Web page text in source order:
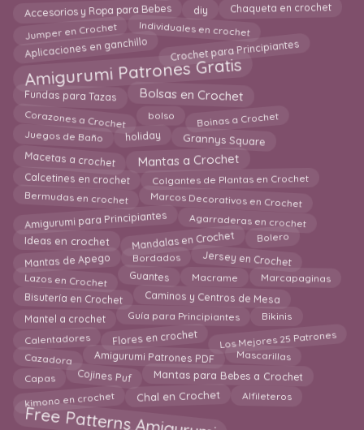
Accesorios y Ropa para Bebes diy Chaqueta en crochet
Jumper en Crochet Individuales en crochet
Aplicaciones en ganchillo Crochet para Principiantes
Amigurumi Patrones Gratis
Fundas para Tazas Bolsas en Crochet
Corazones a Crochet bolso Boinas a Crochet
Juegos de Baño holiday Grannys Square
Macetas a crochet Mantas a Crochet
Calcetines en crochet Colgantes de Plantas en Crochet
Bermudas en crochet Marcos Decorativos en Crochet
Amigurumi para Principiantes Agarraderas en crochet
Ideas en crochet Mandalas en Crochet Bolero
Mantas de Apego Bordados Jersey en Crochet
Lazos en Crochet Guantes Macrame Marcapaginas
Bisutería en Crochet Caminos y Centros de Mesa
Mantel a crochet Guía para Principiantes Bikinis
Calentadores Flores en crochet Los Mejores 25 Patrones
Cazadora Amigurumi Patrones PDF Mascarillas
Capas Cojines Puf Mantas para Bebes a Crochet
kimono en crochet Chal en Crochet Alfileteros